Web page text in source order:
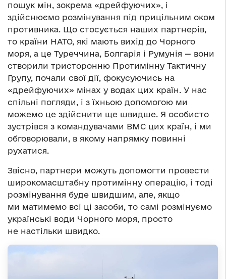
пошук мін, зокрема «дрейфуючих», і
здійснюємо розмінування під прицільним оком
противника. Що стосується наших партнерів,
то країни НАТО, які мають вихід до Чорного
моря, а це Туреччина, Болгарія і Румунія — вони
створили тристоронню Протимінну Тактичну
Групу, почали свої дії, фокусуючись на
«дрейфуючих» мінах у водах цих країн. У нас
спільні погляди, і з їхньою допомогою ми
можемо це здійснити ще швидше. Я особисто
зустрівся з командувачами ВМС цих країн, і ми
обговорювали, в якому напрямку повинні
рухатися.
Звісно, партнери можуть допомогти провести
широкомасштабну протимінну операцію, і тоді
розмінування буде швидшим, але, якщо
ми матимемо всі ці засоби, то самі розмінуємо
українські води Чорного моря, просто
не настільки швидко.